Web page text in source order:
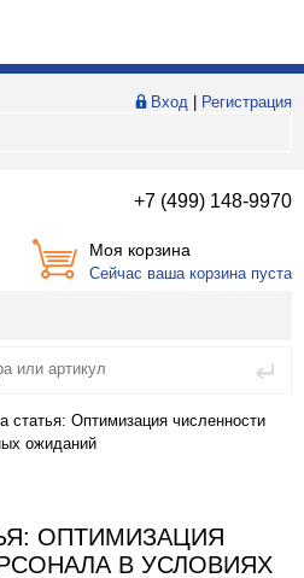
Вход
Регистрация
+7 (499) 148-9970
Моя корзина
Сейчас ваша корзина пуста
статья: Оптимизация численности
ожиданий
ОПТИМИЗАЦИЯ
В УСЛОВИЯХ